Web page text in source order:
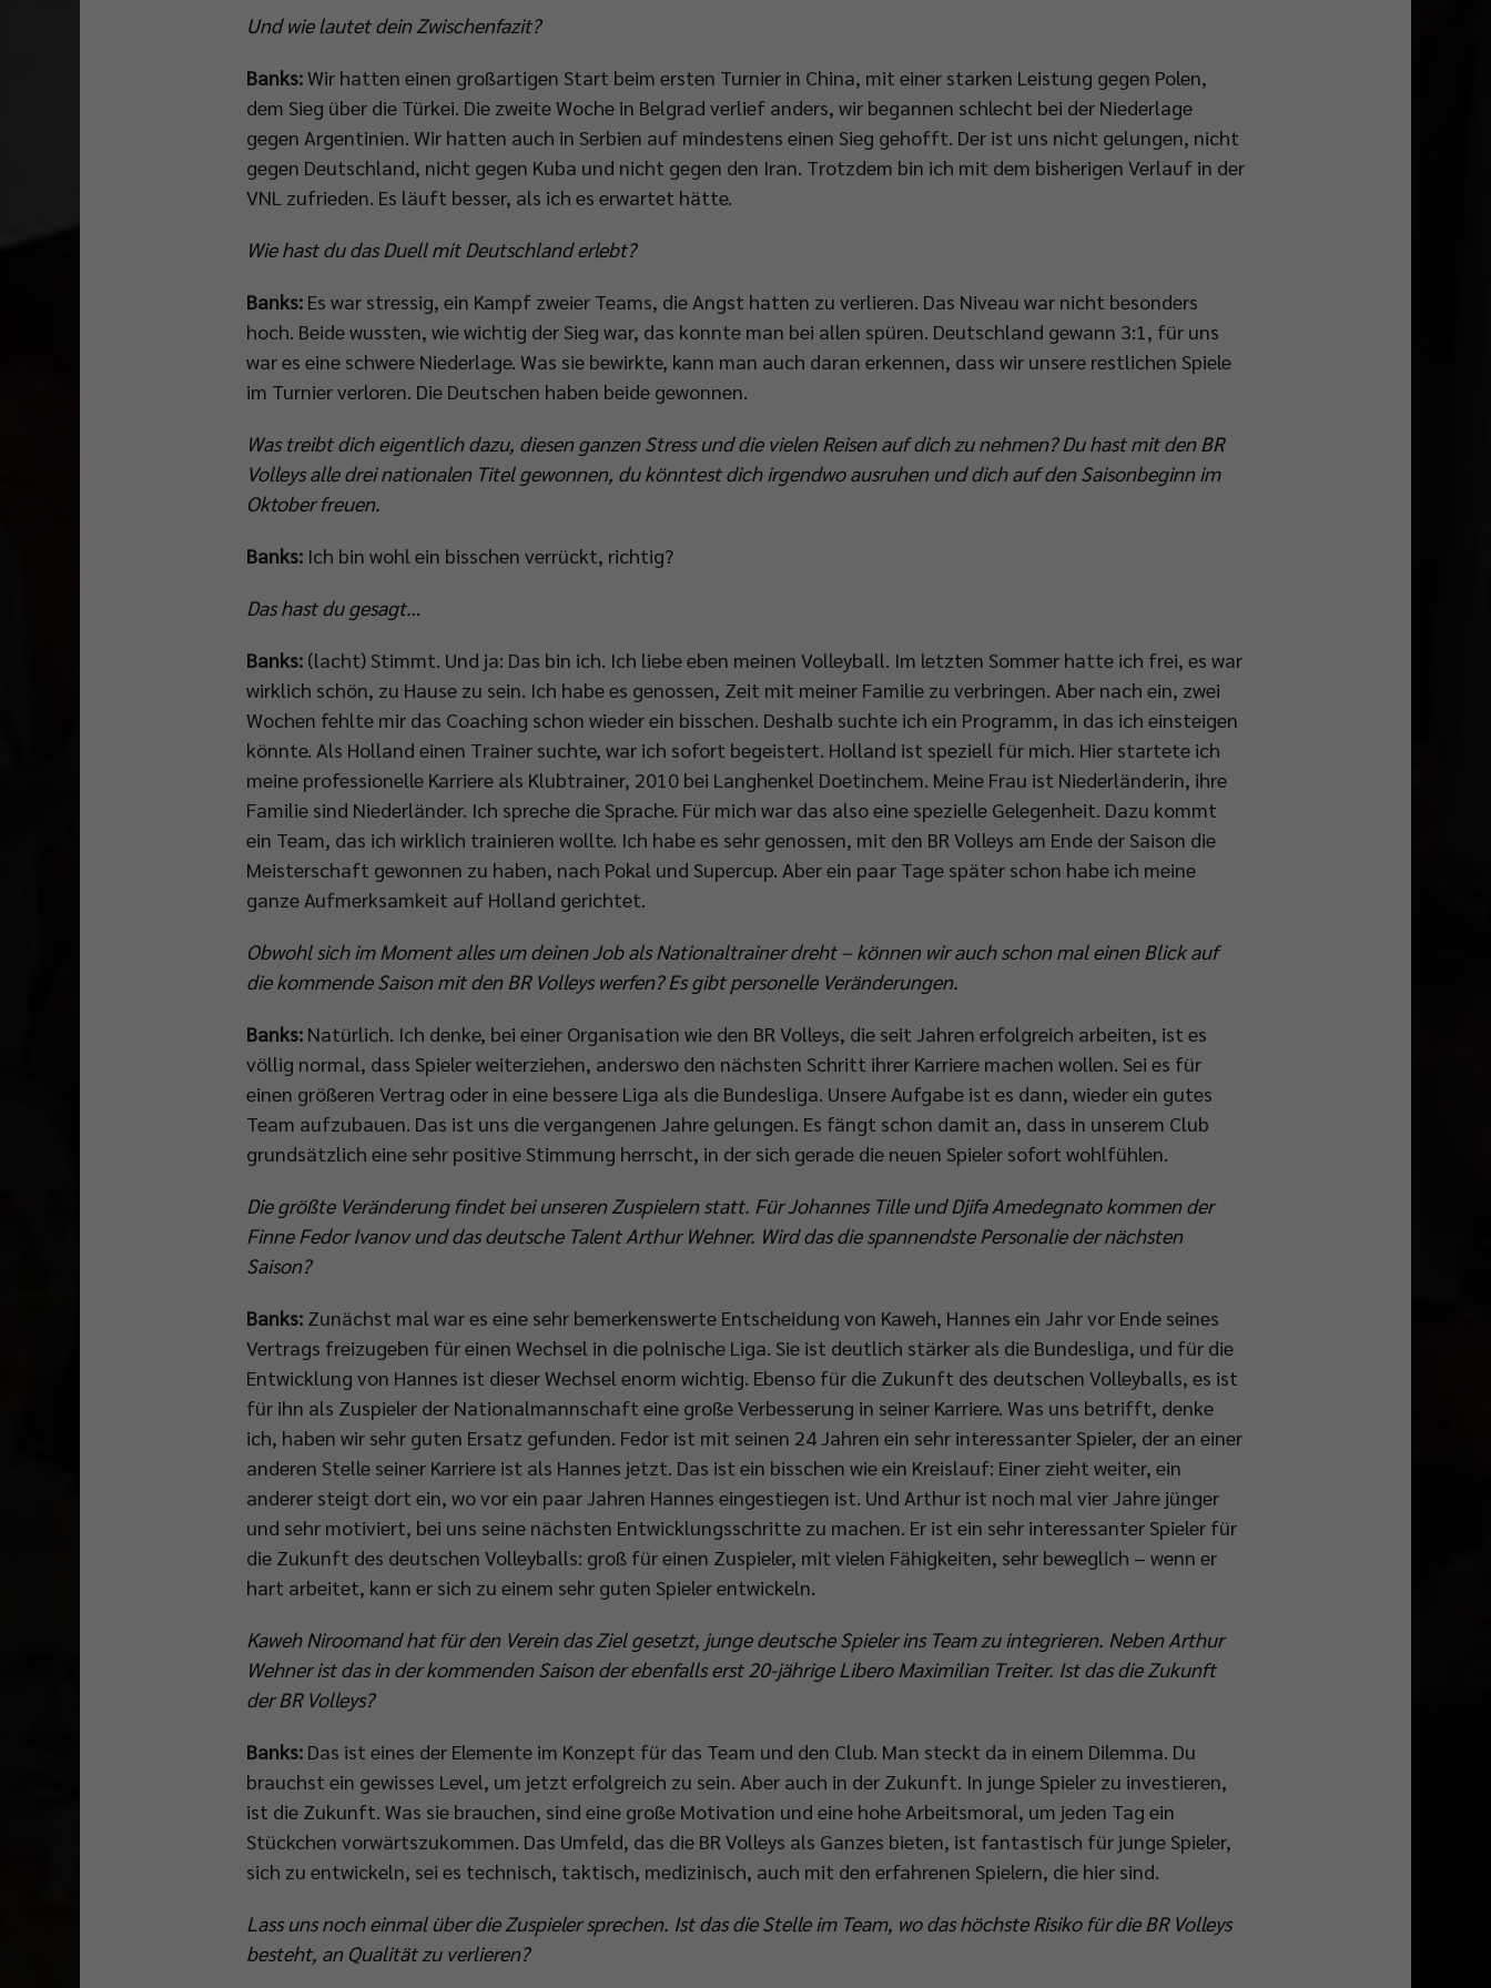
Und wie lautet dein Zwischenfazit?
Banks:Wir hatten einen großartigen Start beim ersten Turnier in China, mit einer starken Leistung gegen Polen,
dem Sieg über die Türkei. Die zweite Woche in Belgrad verlief anders, wir begannen schlecht bei der Niederlage
gegen Argentinien. Wir hatten auch in Serbien auf mindestens einen Sieg gehofft. Der ist uns nicht gelungen, nicht
gegen Deutschland, nicht gegen Kuba und nicht gegen den Iran. Trotzdem bin ich mit dem bisherigen Verlauf in der
VNL zufrieden. Es läuft besser, als ich es erwartet hätte.
Wie hast du das Duell mit Deutschland erlebt?
Banks: Es war stressig, ein Kampf zweier Teams, die Angst hatten zu verlieren. Das Niveau war nicht besonders
hoch. Beide wussten, wie wichtig der Sieg war, das konnte man bei allen spüren. Deutschland gewann 3:1, für uns
war es eine schwere Niederlage. Was sie bewirkte, kann man auch daran erkennen, dass wir unsere restlichen Spiele
im Turnier verloren. Die Deutschen haben beide gewonnen.
Was treibt dich eigentlich dazu, diesen ganzen Stress und die vielen Reisen auf dich zu nehmen? Du hast mit den BR
Volleys alle drei nationalen Titel gewonnen, du könntest dich irgendwo ausruhen und dich auf den Saisonbeginn im
Oktober freuen.
Banks: Ich bin wohl ein bisschen verrückt, richtig?
Das hast du gesagt…
Banks: (lacht) Stimmt. Und ja: Das bin ich. Ich liebe eben meinen Volleyball. Im letzten Sommer hatte ich frei, es war
wirklich schön, zu Hause zu sein. Ich habe es genossen, Zeit mit meiner Familie zu verbringen. Aber nach ein, zwei
Wochen fehlte mir das Coaching schon wieder ein bisschen. Deshalb suchte ich ein Programm, in das ich einsteigen
könnte. Als Holland einen Trainer suchte, war ich sofort begeistert. Holland ist speziell für mich. Hier startete ich
meine professionelle Karriere als Klubtrainer, 2010 bei Langhenkel Doetinchem. Meine Frau ist Niederländerin, ihre
Familie sind Niederländer. Ich spreche die Sprache. Für mich war das also eine spezielle Gelegenheit. Dazu kommt
ein Team, das ich wirklich trainieren wollte. Ich habe es sehr genossen, mit den BR Volleys am Ende der Saison die
Meisterschaft gewonnen zu haben, nach Pokal und Supercup. Aber ein paar Tage später schon habe ich meine
ganze Aufmerksamkeit auf Holland gerichtet.
Obwohl sich im Moment alles um deinen Job als Nationaltrainer dreht – können wir auch schon mal einen Blick auf
die kommende Saison mit den BR Volleys werfen? Es gibt personelle Veränderungen.
Banks: Natürlich. Ich denke, bei einer Organisation wie den BR Volleys, die seit Jahren erfolgreich arbeiten, ist es
völlig normal, dass Spieler weiterziehen, anderswo den nächsten Schritt ihrer Karriere machen wollen. Sei es für
einen größeren Vertrag oder in eine bessere Liga als die Bundesliga. Unsere Aufgabe ist es dann, wieder ein gutes
Team aufzubauen. Das ist uns die vergangenen Jahre gelungen. Es fängt schon damit an, dass in unserem Club
grundsätzlich eine sehr positive Stimmung herrscht, in der sich gerade die neuen Spieler sofort wohlfühlen.
Die größte Veränderung findet bei unseren Zuspielern statt. Für Johannes Tille und Djifa Amedegnato kommen der
Finne Fedor Ivanov und das deutsche Talent Arthur Wehner. Wird das die spannendste Personalie der nächsten
Saison?
Banks: Zunächst mal war es eine sehr bemerkenswerte Entscheidung von Kaweh, Hannes ein Jahr vor Ende seines
Vertrags freizugeben für einen Wechsel in die polnische Liga. Sie ist deutlich stärker als die Bundesliga, und für die
Entwicklung von Hannes ist dieser Wechsel enorm wichtig. Ebenso für die Zukunft des deutschen Volleyballs, es ist
für ihn als Zuspieler der Nationalmannschaft eine große Verbesserung in seiner Karriere. Was uns betrifft, denke
ich, haben wir sehr guten Ersatz gefunden. Fedor ist mit seinen 24 Jahren ein sehr interessanter Spieler, der an einer
anderen Stelle seiner Karriere ist als Hannes jetzt. Das ist ein bisschen wie ein Kreislauf: Einer zieht weiter, ein
anderer steigt dort ein, wo vor ein paar Jahren Hannes eingestiegen ist. Und Arthur ist noch mal vier Jahre jünger
und sehr motiviert, bei uns seine nächsten Entwicklungsschritte zu machen. Er ist ein sehr interessanter Spieler für
die Zukunft des deutschen Volleyballs: groß für einen Zuspieler, mit vielen Fähigkeiten, sehr beweglich – wenn er
hart arbeitet, kann er sich zu einem sehr guten Spieler entwickeln.
Kaweh Niroomand hat für den Verein das Ziel gesetzt, junge deutsche Spieler ins Team zu integrieren. Neben Arthur
Wehner ist das in der kommenden Saison der ebenfalls erst 20-jährige Libero Maximilian Treiter. Ist das die Zukunft
der BR Volleys?
Banks: Das ist eines der Elemente im Konzept für das Team und den Club. Man steckt da in einem Dilemma. Du
brauchst ein gewisses Level, um jetzt erfolgreich zu sein. Aber auch in der Zukunft. In junge Spieler zu investieren,
ist die Zukunft. Was sie brauchen, sind eine große Motivation und eine hohe Arbeitsmoral, um jeden Tag ein
Stückchen vorwärtszukommen. Das Umfeld, das die BR Volleys als Ganzes bieten, ist fantastisch für junge Spieler,
sich zu entwickeln, sei es technisch, taktisch, medizinisch, auch mit den erfahrenen Spielern, die hier sind.
Lass uns noch einmal über die Zuspieler sprechen. Ist das die Stelle im Team, wo das höchste Risiko für die BR Volleys
besteht, an Qualität zu verlieren?